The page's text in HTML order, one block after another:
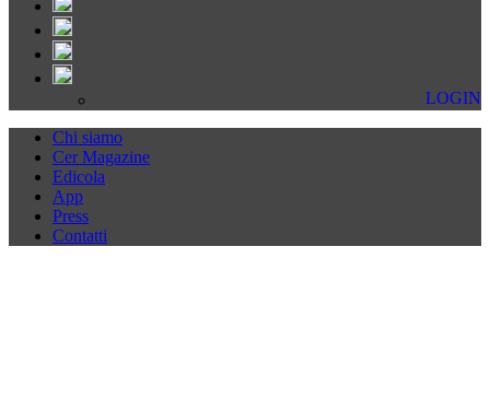
LOGIN
Chi siamo
Cer Magazine
Edicola
App
Press
Contatti